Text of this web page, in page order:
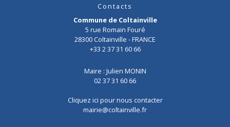
Contacts
Commune de Coltainville
5 rue Romain Fouré
28300 Coltainville - FRANCE
+33 2 37 31 60 66
Maire : Julien MONIN
02 37 31 60 66
Cliquez ici pour nous contacter
mairie@coltainville.fr